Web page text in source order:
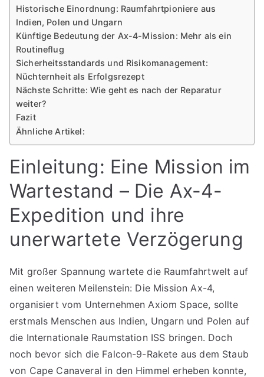
Historische Einordnung: Raumfahrtpioniere aus
Indien, Polen und Ungarn
Künftige Bedeutung der Ax-4-Mission: Mehr als ein
Routineflug
Sicherheitsstandards und Risikomanagement:
Nüchternheit als Erfolgsrezept
Nächste Schritte: Wie geht es nach der Reparatur
weiter?
Fazit
Ähnliche Artikel:
Einleitung: Eine Mission im
Wartestand – Die Ax-4-
Expedition und ihre
unerwartete Verzögerung
Mit großer Spannung wartete die Raumfahrtwelt auf
einen weiteren Meilenstein: Die Mission Ax-4,
organisiert vom Unternehmen Axiom Space, sollte
erstmals Menschen aus Indien, Ungarn und Polen auf
die Internationale Raumstation ISS bringen. Doch
noch bevor sich die Falcon-9-Rakete aus dem Staub
von Cape Canaveral in den Himmel erheben konnte,